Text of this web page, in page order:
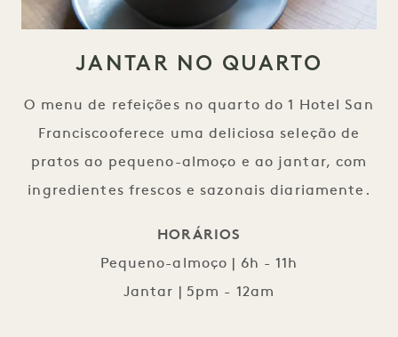
JANTAR NO QUARTO
O menu de refeições no quarto do 1 Hotel San
Franciscooferece uma deliciosa seleção de
pratos ao pequeno-almoço e ao jantar, com
ingredientes frescos e sazonais diariamente.
HORÁRIOS
Pequeno-almoço | 6h - 11h
Jantar | 5pm - 12am